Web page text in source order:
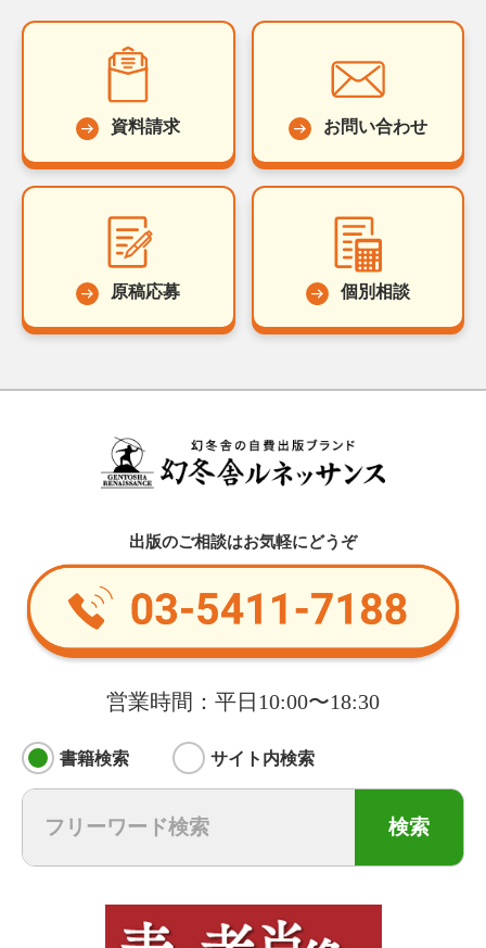
資料請求 お問い合わせ
原稿応募 個別相談
出版のご相談はお気軽にどうぞ
営業時間：平日10:00〜18:30
書籍検索 サイト内検索
検索